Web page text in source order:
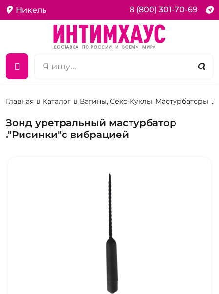
Никель 8 (800) 301-70-69
Главная Каталог Вагины, Секс-Куклы, Мастурбаторы
Зонд уретральный мастурбатор
."Рисинки"с вибрацией